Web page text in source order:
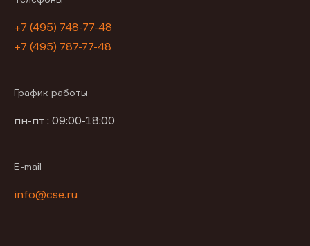
+7 (495) 748-77-48
+7 (495) 787-77-48
График работы
пн-пт : 09:00-18:00
E-mail
info@cse.ru